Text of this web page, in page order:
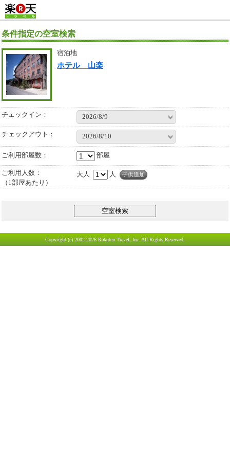
条件指定の空室検索
宿泊地
ホテル 山楽
チェックイン： 2026/8/9
チェックアウト： 2026/8/10
ご利用部屋数 部屋
ご利用人数：
（1部屋あたり）
大人 人 子供追加
Copyright (c) 2002-2026 Rakuten Travel, Inc. All Rights Reserved.